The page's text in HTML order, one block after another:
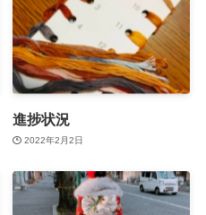
進捗状況
2022年2月2日